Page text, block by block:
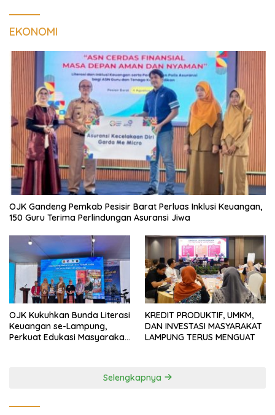
EKONOMI
OJK Gandeng Pemkab Pesisir Barat Perluas Inklusi Keuangan,
150 Guru Terima Perlindungan Asuransi Jiwa
OJK Kukuhkan Bunda Literasi
Keuangan se-Lampung,
Perkuat Edukasi Masyarakat
KREDIT PRODUKTIF, UMKM,
DAN INVESTASI MASYARAKAT
LAMPUNG TERUS MENGUAT
Selengkapnya